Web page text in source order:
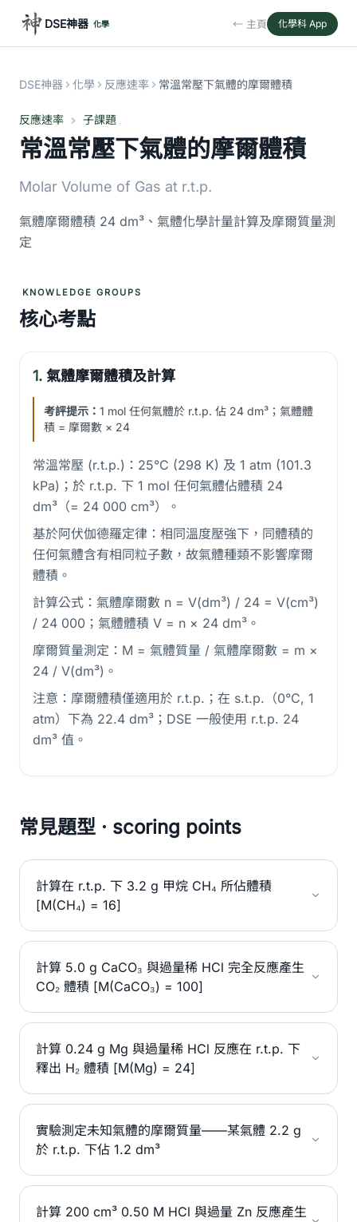
DSE神器 化學 ← 主頁 化學科 App
DSE神器 化學 反應速率 常溫常壓下氣體的摩爾體積
反應速率 子課題
常溫常壓下氣體的摩爾體積
Molar Volume of Gas at r.t.p.
氣體摩爾體積 24 dm³、氣體化學計量計算及摩爾質量測
定
KNOWLEDGE GROUPS
核心考點
1. 氣體摩爾體積及計算
考評提示： 1 mol 任何氣體於 r.t.p. 佔 24 dm³；氣體體
積 = 摩爾數 × 24
常溫常壓 (r.t.p.)：25°C (298 K) 及 1 atm (101.3
kPa)；於 r.t.p. 下 1 mol 任何氣體佔體積 24
dm³（= 24 000 cm³）。
基於阿伏伽德羅定律：相同溫度壓強下，同體積的
任何氣體含有相同粒子數，故氣體種類不影響摩爾
體積。
計算公式：氣體摩爾數 n = V(dm³) / 24 = V(cm³)
/ 24 000；氣體體積 V = n × 24 dm³。
摩爾質量測定：M = 氣體質量 / 氣體摩爾數 = m ×
24 / V(dm³)。
注意：摩爾體積僅適用於 r.t.p.；在 s.t.p.（0°C, 1
atm）下為 22.4 dm³；DSE 一般使用 r.t.p. 24
dm³ 值。
常見題型 · scoring points
計算在 r.t.p. 下 3.2 g 甲烷 CH₄ 所佔體積
[M(CH₄) = 16]
計算 5.0 g CaCO₃ 與過量稀 HCl 完全反應產生
CO₂ 體積 [M(CaCO₃) = 100]
計算 0.24 g Mg 與過量稀 HCl 反應在 r.t.p. 下
釋出 H₂ 體積 [M(Mg) = 24]
實驗測定未知氣體的摩爾質量——某氣體 2.2 g
於 r.t.p. 下佔 1.2 dm³
計算 200 cm³ 0.50 M HCl 與過量 Zn 反應產生